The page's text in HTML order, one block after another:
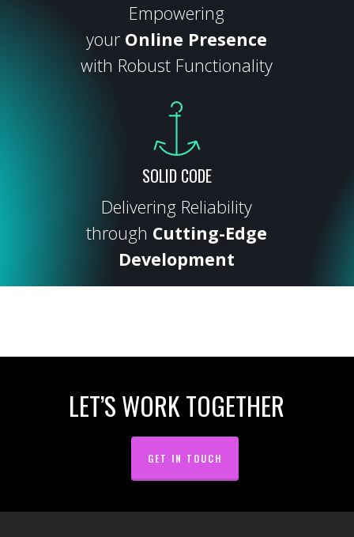
Empowering
your Online Presence
with Robust Functionality
SOLID CODE
Delivering Reliability
through Cutting-Edge
Development
LET’S WORK TOGETHER
GET IN TOUCH